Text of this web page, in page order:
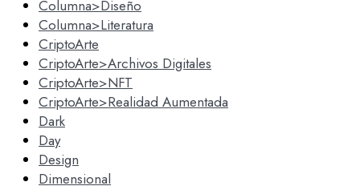
Columna>Diseño
Columna>Literatura
CriptoArte
CriptoArte>Archivos Digitales
CriptoArte>NFT
CriptoArte>Realidad Aumentada
Dark
Day
Design
Dimensional